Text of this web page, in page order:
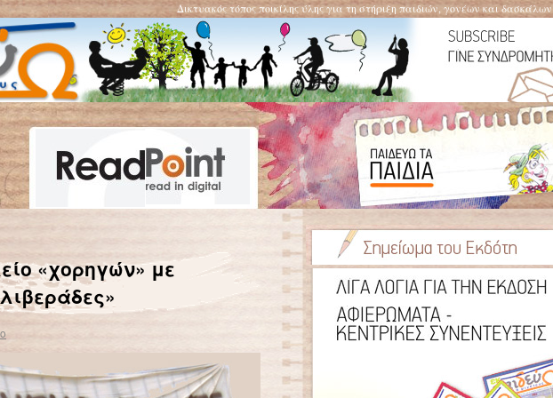
Δικτυακός τόπος ποικίλης ύλης για τη στήριξη παιδιών, γονέων και δασκάλων
«χορηγών» με